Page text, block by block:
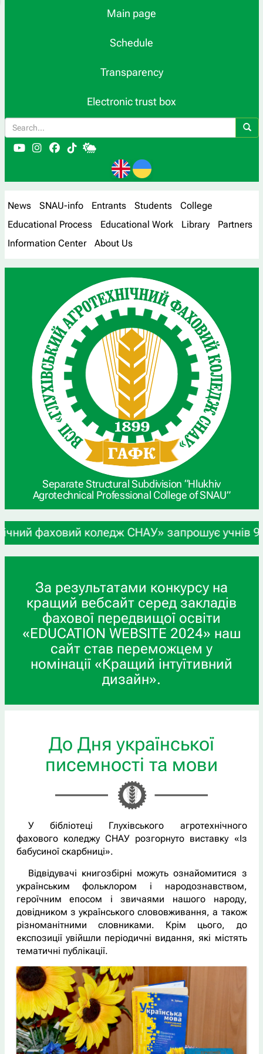
Main page
Schedule
Transparency
Electronic trust box
News SNAU-info Entrants Students
College
Educational Process
Educational Work Library
Partners
Information Center
About Us
Separate Structural Subdivision “Hlukhiv
Agrotechnical Professional College of SNAU”
коледж СНАУ» запрошує учнів 9-х та
За результатами конкурсу на
кращий вебсайт серед закладів
фахової передвищої освіти
«EDUCATION WEBSITE 2024» наш
сайт став переможцем у
номінації «Кращий інтуїтивний
дизайн».
До Дня української
писемності та мови
У бібліотеці Глухівського агротехнічного
фахового коледжу СНАУ розгорнуто виставку «Із
бабусиної скарбниці».
Відвідувачі книгозбірні можуть ознайомитися з
українським фольклором і народознавством,
героїчним епосом і звичаями нашого народу,
довідником з українського слововживання, а також
різноманітними словниками. Крім цього, до
експозиції увійшли періодичні видання, які містять
тематичні публікації.